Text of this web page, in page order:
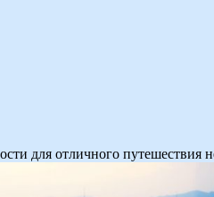
для отличного путешествия